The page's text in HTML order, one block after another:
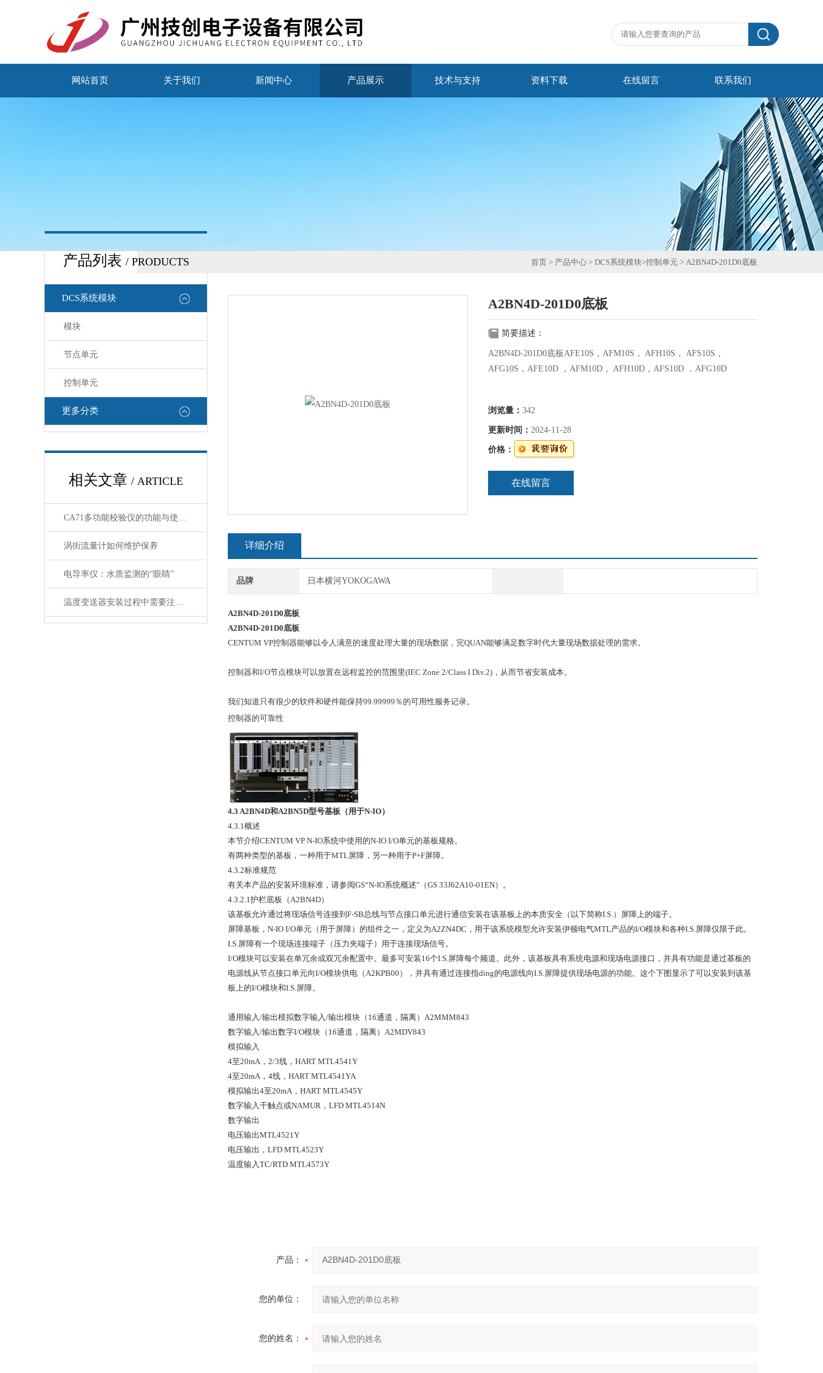
网站首页 关于我们 新闻中心 产品展示 技术与支持 资料下载 在线留言 联系我们
产品列表 / PRODUCTS
DCS系统模块
模块
节点单元
控制单元
更多分类
相关文章 / ARTICLE
CA71多功能校验仪的功能与使用指南
涡街流量计如何维护保养
电导率仪：水质监测的“眼睛”
温度变送器安装过程中需要注意哪些细节
首页 > 产品中心 > DCS系统模块>控制单元 > A2BN4D-201D0底板
A2BN4D-201D0底板
简要描述：
A2BN4D-201D0底板AFE10S，AFM10S， AFH10S， AFS10S，
AFG10S，AFE10D ，AFM10D， AFH10D，AFS10D ，AFG10D
浏览量： 342
更新时间： 2024-11-28
价格：
在线留言
详细介绍
品牌 日本横河YOKOGAWA
A2BN4D-201D0底板
A2BN4D-201D0底板
CENTUM VP控制器能够以令人满意的速度处理大量的现场数据，完QUAN能够满足数字时代大量现场数据处理的需求。
控制器和I/O节点模块可以放置在远程监控的范围里(IEC Zone 2/Class I Div.2)，从而节省安装成本。
我们知道只有很少的软件和硬件能保持99.99999％的可用性服务记录。
控制器的可靠性
4.3 A2BN4D和A2BN5D型号基板（用于N-IO）
4.3.1概述
本节介绍CENTUM VP N-IO系统中使用的N-IO I/O单元的基板规格。
有两种类型的基板，一种用于MTL屏障，另一种用于P+F屏障。
4.3.2标准规范
有关本产品的安装环境标准，请参阅GS“N-IO系统概述"（GS 33J62A10-01EN）。
4.3.2.1护栏底板（A2BN4D）
该基板允许通过将现场信号连接到F-SB总线与节点接口单元进行通信安装在该基板上的本质安全（以下简称I.S.）屏障上的端子。
屏障基板，N-IO I/O单元（用于屏障）的组件之一，定义为A2ZN4DC，用于该系统模型允许安装伊顿电气MTL产品的I/O模块和各种I.S.屏障仅限于此。
I.S.屏障有一个现场连接端子（压力夹端子）用于连接现场信号。
I/O模块可以安装在单冗余或双冗余配置中。最多可安装16个I.S.屏障每个频道。此外，该基板具有系统电源和现场电源接口，并具有功能是通过基板的
电源线从节点接口单元向I/O模块供电（A2KPB00），并具有通过连接指ding的电源线向I.S.屏障提供现场电源的功能。这个下图显示了可以安装到该基
板上的I/O模块和I.S.屏障。
通用输入/输出模拟数字输入/输出模块（16通道，隔离）A2MMM843
数字输入/输出数字I/O模块（16通道，隔离）A2MDV843
模拟输入
4至20mA，2/3线，HART MTL4541Y
4至20mA，4线，HART MTL4541YA
模拟输出4至20mA，HART MTL4545Y
数字输入干触点或NAMUR，LFD MTL4514N
数字输出
电压输出MTL4521Y
电压输出，LFD MTL4523Y
温度输入TC/RTD MTL4573Y
产品：
您的单位：
您的姓名：